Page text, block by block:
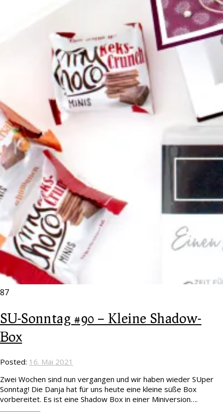
87
SU-Sonntag #90 – Kleine Shadow-
Box
Posted: 16. Mai 2021
Zwei Wochen sind nun vergangen und wir haben wieder SUper
Sonntag! Die Danja hat für uns heute eine kleine süße Box
vorbereitet. Es ist eine Shadow Box in einer Miniversion….